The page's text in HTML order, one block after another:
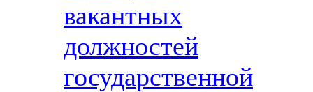
вакантных
должностей
государственной